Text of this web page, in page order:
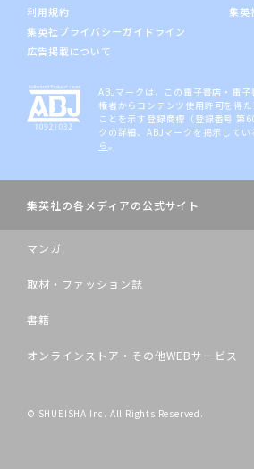
利用規約
集英社プライバシーガイドライン
広告掲載について
集英
ABJマークは、この電子書店・電
権者からコンテンツ使用許可を得
ことを示す登録商標（登録番号 第
クの詳細、ABJマークを掲示して
ら。
集英社の各メディアの公式サイト
マンガ
取材・ファッション誌
書籍
オンラインストア・その他WEBサービス
© SHUEISHA Inc. All Rights Reserved.